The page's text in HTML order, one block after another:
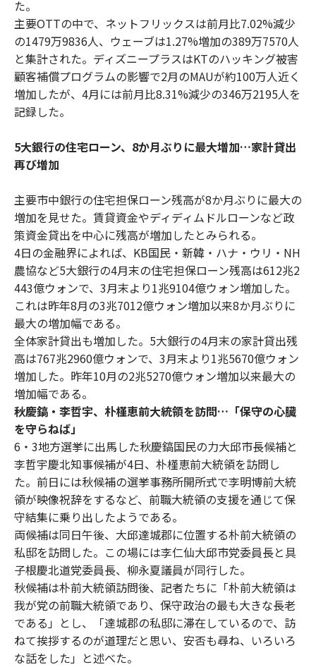
た。
主要OTTの中で、ネットフリックスは前月比7.02%減少
の1479万9836人、ウェーブは1.27%増加の389万7570人
と集計された。ディズニープラスはKTのハッキング被害
顧客補償プログラムの影響で2月のMAUが約100万人近く
増加したが、4月には前月比8.31%減少の346万2195人を
記録した。
5大銀行の住宅ローン、8か月ぶりに最大増加…家計貸出
再び増加
主要市中銀行の住宅担保ローン残高が8か月ぶりに最大の
増加を見せた。賃貸資金やディディムドルローンなど政
策資金貸出を中心に残高が増加したとみられる。
4日の金融界によれば、KB国民・新韓・ハナ・ウリ・NH
農協など5大銀行の4月末の住宅担保ローン残高は612兆2
443億ウォンで、3月末より1兆9104億ウォン増加した。
これは昨年8月の3兆7012億ウォン増加以来8か月ぶりに
最大の増加幅である。
全体家計貸出も増加した。5大銀行の4月末の家計貸出残
高は767兆2960億ウォンで、3月末より1兆5670億ウォン
増加した。昨年10月の2兆5270億ウォン増加以来最大の
増加幅である。
秋慶鎬・李哲宇、朴槿恵前大統領を訪問…「保守の心臓
を守らねば」
6・3地方選挙に出馬した秋慶鎬国民の力大邱市長候補と
李哲宇慶北知事候補が4日、朴槿恵前大統領を訪問し
た。前日には秋候補の選挙事務所開所式で李明博前大統
領が映像祝辞をするなど、前職大統領の支援を通じて保
守結集に乗り出したようである。
両候補は同日午後、大邱達城郡に位置する朴前大統領の
私邸を訪問した。この場には李仁仙大邱市党委員長と具
子根慶北道党委員長、柳永夏議員が同行した。
秋候補は朴前大統領訪問後、記者たちに「朴前大統領は
我が党の前職大統領であり、保守政治の最も大きな長老
である」とし、「達城郡の私邸に滞在しているので、訪
ねて挨拶するのが道理だと思い、安否も尋ね、いろいろ
な話をした」と述べた。